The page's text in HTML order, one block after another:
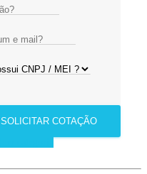
SOLICITAR COTAÇÃO